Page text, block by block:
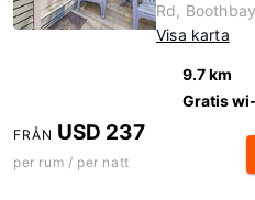
Rd,
Visa karta
9.7 km
Gratis
FRÅN USD 237
per rum / per natt